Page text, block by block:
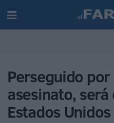
Perseguido
asesinato,
Estados Unidos